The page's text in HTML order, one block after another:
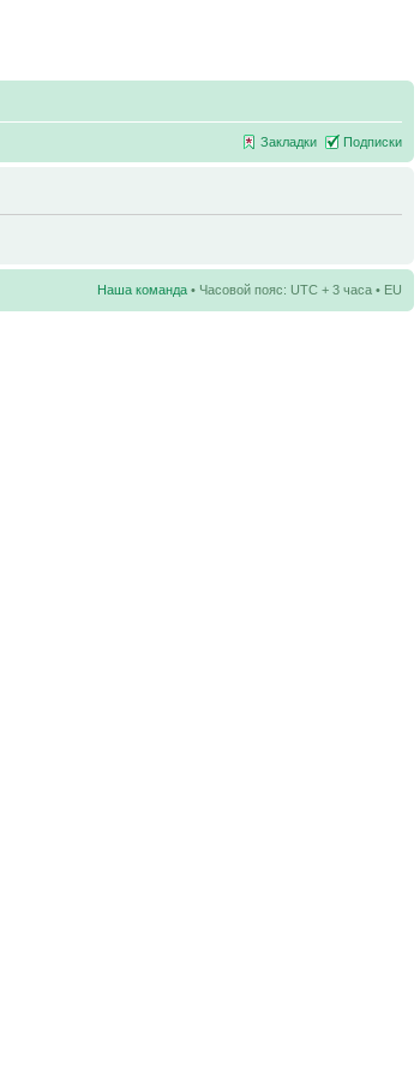
Закладки Подписки
Наша команда • Часовой пояс: UTC + 3 часа • EU